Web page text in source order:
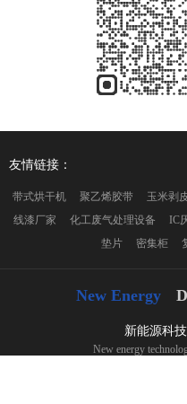
友情链接：
带式烘干机     聚乙烯胶带     玉米剥
线漆厂家     化工废气处理设备     IC
垫片     密集柜
New Energy
新能源科
New energy